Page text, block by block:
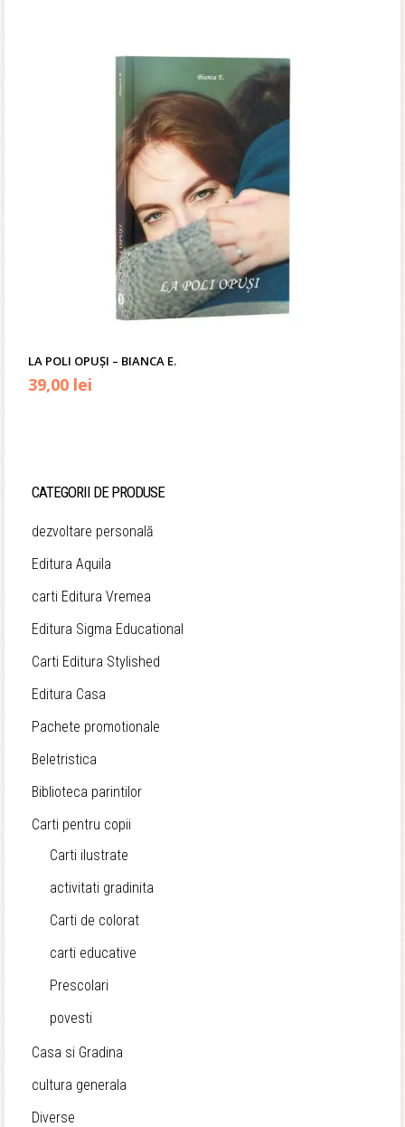
LA POLI OPUȘI – BIANCA E.
39,00 lei
CATEGORII DE PRODUSE
dezvoltare personală
Editura Aquila
carti Editura Vremea
Editura Sigma Educational
Carti Editura Stylished
Editura Casa
Pachete promotionale
Beletristica
Biblioteca parintilor
Carti pentru copii
Carti ilustrate
activitati gradinita
Carti de colorat
carti educative
Prescolari
povesti
Casa si Gradina
cultura generala
Diverse